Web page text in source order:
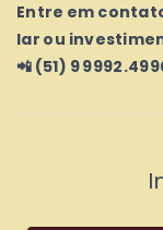
Entre em
lar ou
📲 (51) 9